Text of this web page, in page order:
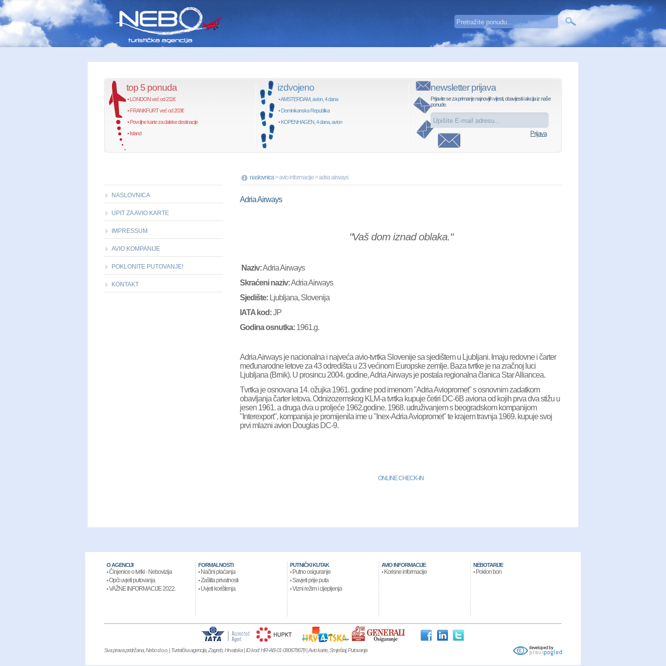
top 5 ponuda
• LONDON već od 211€
• FRANKFURT već od 203€
• Povoljne karte za daleke destinacije
• Island
izdvojeno
• AMSTERDAM, avion, 4 dana
• Dominikanska Republika
• KOPENHAGEN, 4 dana, avion
newsletter prijava
Prijavite se za primanje najnovijih vijesti, obavijesti i akcija iz naše
ponude.
Prijava
NASLOVNICA
UPIT ZA AVIO KARTE
IMPRESSUM
AVIO KOMPANIJE
POKLONITE PUTOVANJE!
KONTAKT
naslovnica> avio informacije > adria airways
Adria Airways
"Vaš dom iznad oblaka."
Naziv:Adria Airways
Skraćeni naziv:Adria Airways
Sjedište: Ljubljana, Slovenija
IATA kod:JP
Godina osnutka: 1961.g.
Adria Airways je nacionalna i najveća avio-tvrtka Slovenije sa sjedištem u Ljubljani. Imaju redovne i čarter
međunarodne letove za 43 odredišta u 23 većinom Europske zemlje. Baza tvrtke je na zračnoj luci
Ljubljana (Brnik). U prosincu 2004. godine, Adria Airways je postala regionalna članica Star Alliancea.
Tvrtka je osnovana 14. ožujka 1961. godine pod imenom "Adria Aviopromet" s osnovnim zadatkom
obavljanja čarter letova. Odnizozemskog KLM-a tvrtka kupuje četiri DC-6B aviona od kojih prva dva stižu u
jesen 1961. a druga dva u proljeće 1962.godine. 1968. udruživanjem s beogradskom kompanijom
"Interexport", kompanija je promijenila ime u "Inex-Adria Aviopromet" te krajem travnja 1969. kupuje svoj
prvi mlazni avion Douglas DC-9.
ONLINE CHECK-IN
O AGENCIJI
•Činjenice o tvrtki - Nebovizija
•Opći uvjeti putovanja
•VAŽNE INFORMACIJE 2022.
FORMALNOSTI
• Načini plaćanja
•Zaštita privatnosti
•Uvjeti korištenja
PUTNIČKI KUTAK
• Putno osiguranje
•Savjeti prije puta
•Vizni režim i cijepljenja
AVIO INFORMACIJE
• Korisne informacije
NEBOTARIJE
• Poklon bon
Sva prava pridržana, Nebo d.o.o. | Turistička agencija, Zagreb, Hrvatska | ID kod: HR-AB-01-080678678 | Avio karte, Smještaj, Putovanja